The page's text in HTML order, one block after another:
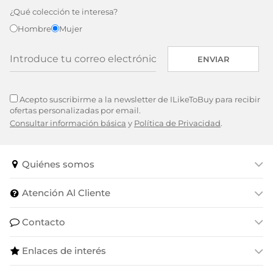
¿Qué colección te interesa?
Hombre
Mujer
ENVIAR
Acepto suscribirme a la newsletter de ILikeToBuy para recibir
ofertas personalizadas por email.
Consultar información básica y Política de Privacidad.
Quiénes somos
Atención Al Cliente
Contacto
Enlaces de interés